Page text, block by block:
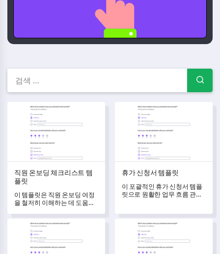
무료 설문지 템플릿 — 설문지
직원 온보딩 체크리스트 템플릿
직원 온보딩 체크리스트 템
플릿
이 템플릿은 직원 온보딩 여정
을 철저히 이해하는 데 도움을
고 변화시키기 위한 핵심 인사
이트를 제공합니다.
휴가 신청서 템플릿
휴가 신청서 템플릿
이 포괄적인 휴가 신청서 템플
릿으로 원활한 업무 흐름 관리
유지보수 작업 체크리스트 템플릿 정책 영향 평가 템플릿